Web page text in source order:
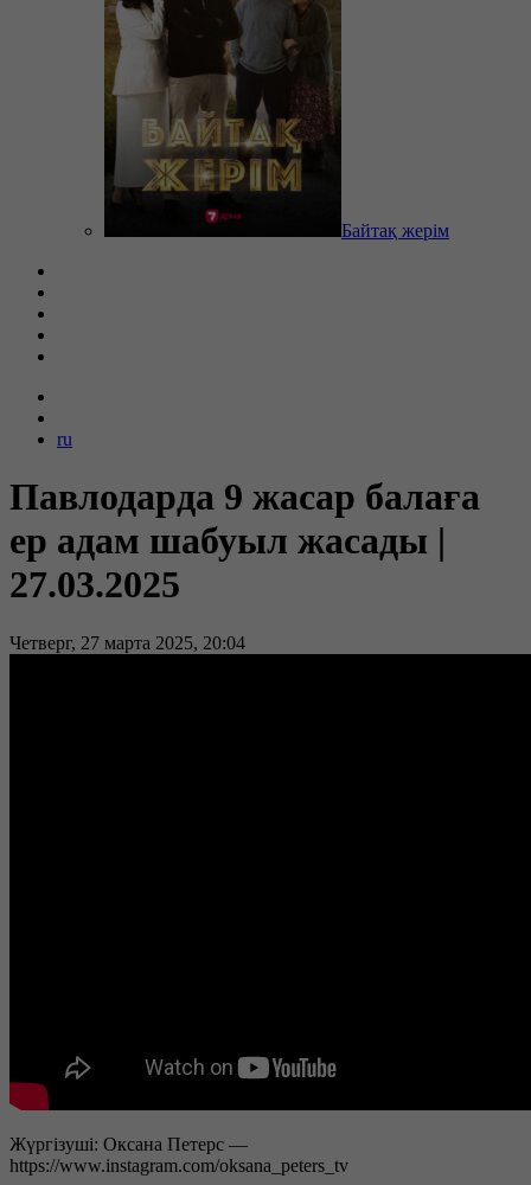
Байтақ жерім
ru
Павлодарда 9 жасар балаға
ер адам шабуыл жасады |
27.03.2025
Четверг, 27 марта 2025, 20:04
Жүргізуші: Оксана Петерс —
https://www.instagram.com/oksana_peters_tv